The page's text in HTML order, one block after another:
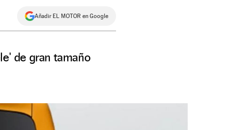
Añadir EL MOTOR en Google
de gran tamaño